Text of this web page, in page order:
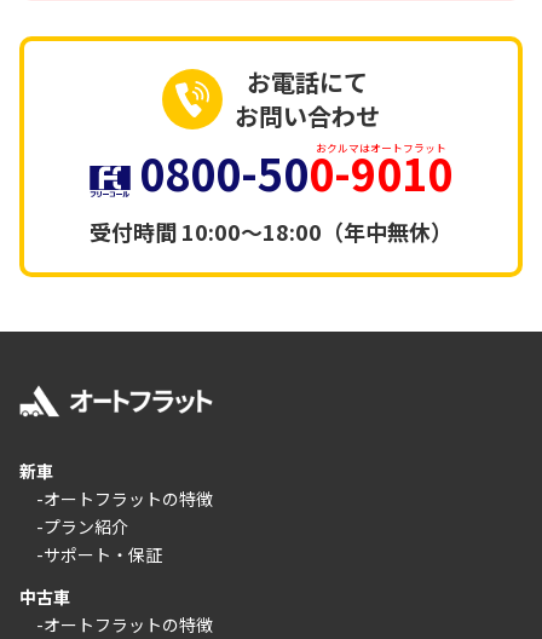
お電話にて
お問い合わせ
0800-500-9010
おクルマはオートフラット
受付時間10:00～18:00（年中無休）
新車
-オートフラットの特徴
-プラン紹介
-サポート・保証
中古車
-オートフラットの特徴